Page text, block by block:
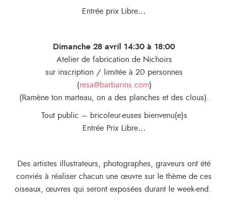
Entrée prix Libre…
Dimanche 28 avril 14:30 à 18:00
Atelier de fabrication de Nichoirs
sur inscription / limitée à 20 personnes
(resa@barbarins.com)
(Ramène ton marteau, on a des planches et des clous).
Tout public – bricoleur-euses bienvenu(e)s
Entrée Prix Libre…
Des artistes illustrateurs, photographes, graveurs ont été
conviés à réaliser chacun une œuvre sur le thème de ces
oiseaux, œuvres qui seront exposées durant le week-end.